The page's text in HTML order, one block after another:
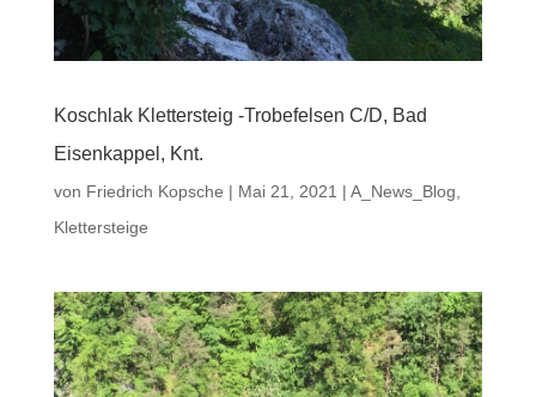
Koschlak Klettersteig -Trobefelsen C/D, Bad
Eisenkappel, Knt.
von Friedrich Kopsche | Mai 21, 2021 | A_News_Blog
Klettersteige